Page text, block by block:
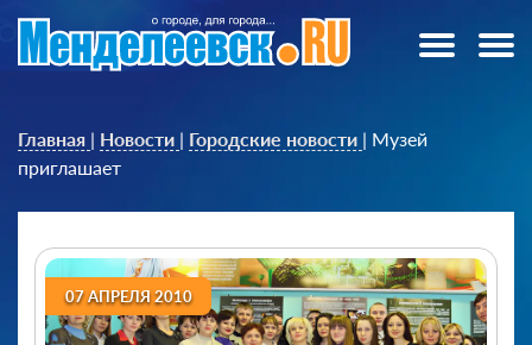
Главная | Новости | Городские новости | Музей
приглашает
07 АПРЕЛЯ 2010